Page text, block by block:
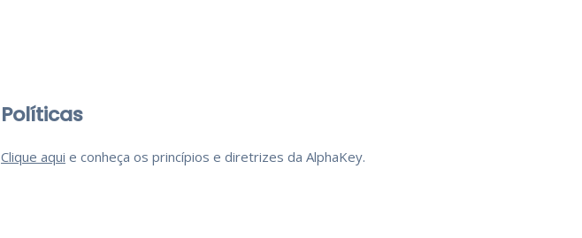
Políticas
Clique aqui e conheça os princípios e diretrizes da AlphaKey.